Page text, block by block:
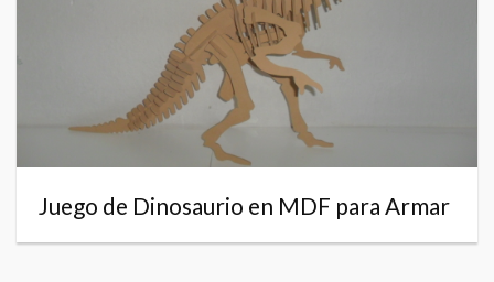
Juego de Dinosaurio en MDF para Armar